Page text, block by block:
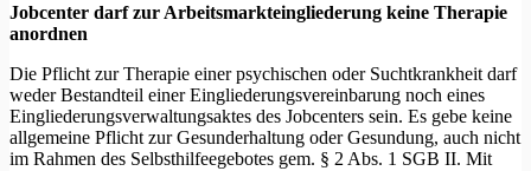
Jobcenter darf zur Arbeitsmarkteingliederung keine Therapie
anordnen
Die Pflicht zur Therapie einer psychischen oder Suchtkrankheit darf
weder Bestandteil einer Eingliederungsvereinbarung noch eines
Eingliederungsverwaltungsaktes des Jobcenters sein. Es gebe keine
allgemeine Pflicht zur Gesunderhaltung oder Gesundung, auch nicht
im Rahmen des Selbsthilfeegebotes gem. § 2 Abs. 1 SGB II. Mit